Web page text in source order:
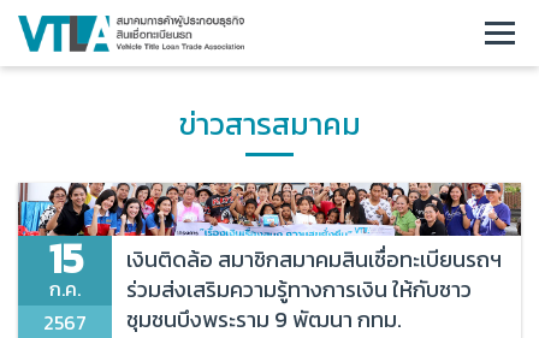
ข่าวและกิจกรรม
ข่าวสมาคม
ข่าวสารสมาคม
เงินติดล้อ สมาชิกสมาคมสินเชื่อทะเบียนรถฯ
ร่วมส่งเสริมความรู้ทางการเงิน ให้กับชาว
ชุมชนบึงพระราม 9 พัฒนา กทม.
15
ก.ค.
2567